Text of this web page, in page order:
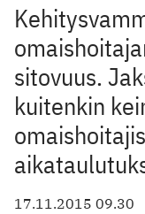
sitovuus.
kuitenkin
17.11.2015 09.30